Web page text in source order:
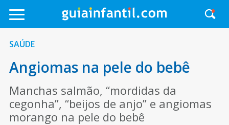
SAÚDE
Angiomas na pele do bebê
Manchas salmão, “mordidas da
cegonha”, “beijos de anjo” e angiomas
morango na pele do bebê